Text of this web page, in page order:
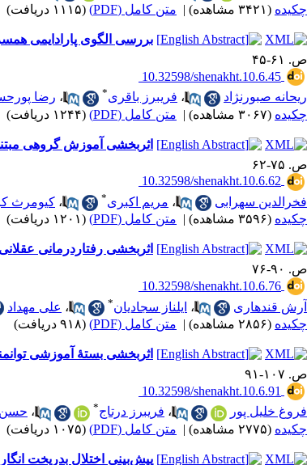
چکیده (۳۴۲۱ مشاهده) | متن کامل (PDF) (۱۱۱۵ دریافت)
بررسی الگوی پارادایمی
ص. ۶۱-۴۵
‎ 10.32598/shenakht.10.6.45
ریحانه صبورنژاد
، فریبرز باقری* ، رضا
چکیده (۳۰۶۷ مشاهده) | متن کامل (PDF) (۱۲۴۴ دریافت)
اثربخشی آموزش گروهی
ص. ۷۵-۶۲
‎ 10.32598/shenakht.10.6.62
فخرالدین سهرابی
، مریم اکبری* ، کیومرث
چکیده (۳۵۹۶ مشاهده) | متن کامل (PDF) (۱۲۰۱ دریافت)
اثربخشی رفتاردرمانی
ص. ۹۰-۷۶
‎ 10.32598/shenakht.10.6.76
آرش قندهاری
، ایلناز سجادیان* ، علی مهداد
چکیده (۲۸۵۶ مشاهده) | متن کامل (PDF) (۹۱۸ دریافت)
اثربخشی بستۀ آموزشی
ص. ۱۰۷-۹۱
‎ 10.32598/shenakht.10.6.91
فروغ خلیل پور
، فریبرز درتاج* ، حسن
چکیده (۲۷۷۵ مشاهده) | متن کامل (PDF) (۱۰۷۵ دریافت)
پیش‌بینی اختلال بدریخت